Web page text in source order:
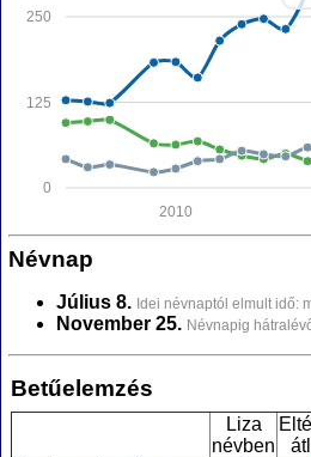
0
125
250
2010
Névnap
Július 8. Idei névnaptól elmult idő:
November 25. Névnapig
Betűelemzés
Liza
névben